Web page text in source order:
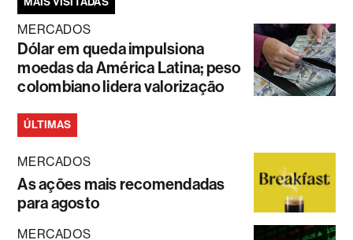
MERCADOS
Dólar em queda impulsiona
moedas da América Latina; peso
colombiano lidera valorização
ÚLTIMAS
MERCADOS
As ações mais recomendadas
para agosto
MERCADOS